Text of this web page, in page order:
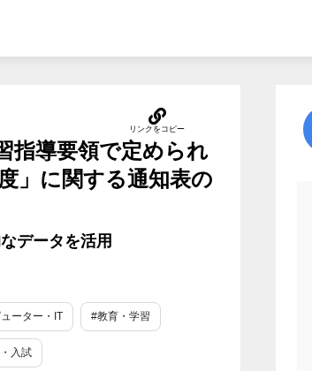
指導要領で定められ
」に関する通知表の
データを活用
ーター・IT #教育・学習
入試